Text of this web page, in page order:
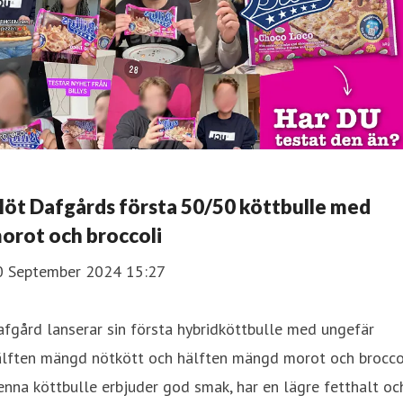
Dafgårds första 50/50 köttbulle med
och broccoli
September 2024 15:27
lanserar sin första hybridköttbulle med ungefär
mängd nötkött och hälften mängd morot och
köttbulle erbjuder god smak, har en lägre fetthalt